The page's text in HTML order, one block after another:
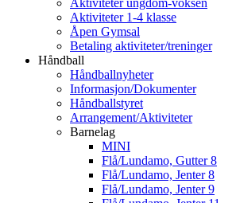
Aktiviteter ungdom-voksen
Aktiviteter 1-4 klasse
Åpen Gymsal
Betaling aktiviteter/treninger
Håndball
Håndballnyheter
Informasjon/Dokumenter
Håndballstyret
Arrangement/Aktiviteter
Barnelag
MINI
Flå/Lundamo, Gutter 8
Flå/Lundamo, Jenter 8
Flå/Lundamo, Jenter 9